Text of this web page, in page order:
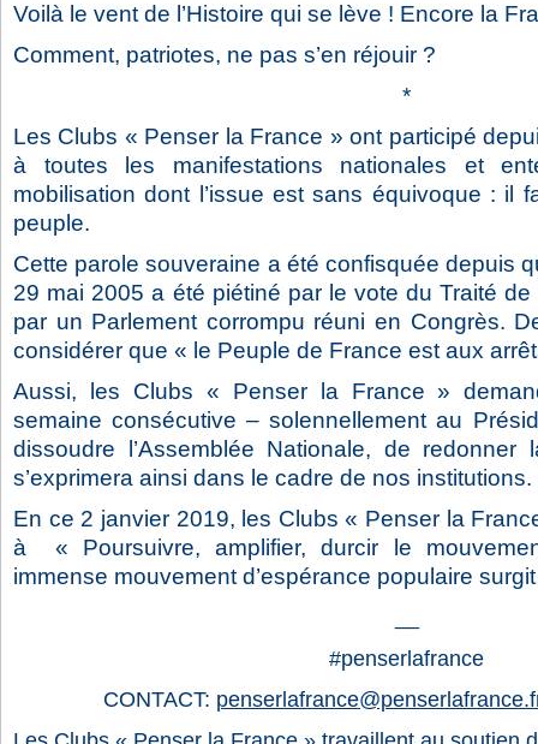
Voilà le vent de l’Histoire qui se lève ! Encore la
Comment, patriotes, ne pas s’en réjouir ?
*
Les Clubs « Penser la France » ont participé
à toutes les manifestations nationales et
mobilisation dont l’issue est sans équivoque : il
peuple.
Cette parole souveraine a été confisquée depuis
29 mai 2005 a été piétiné par le vote du Traité
par un Parlement corrompu réuni en Congrès.
considérer que « le Peuple de France est aux
Aussi, les Clubs « Penser la France »
semaine consécutive – solennellement au
dissoudre l’Assemblée Nationale, de
s’exprimera ainsi dans le cadre de nos institutions.
En ce 2 janvier 2019, les Clubs « Penser la
à « Poursuivre, amplifier, durcir le
immense mouvement d’espérance populaire
#penserlafrance
CONTACT: